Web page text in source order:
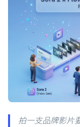
拍一支品牌影片